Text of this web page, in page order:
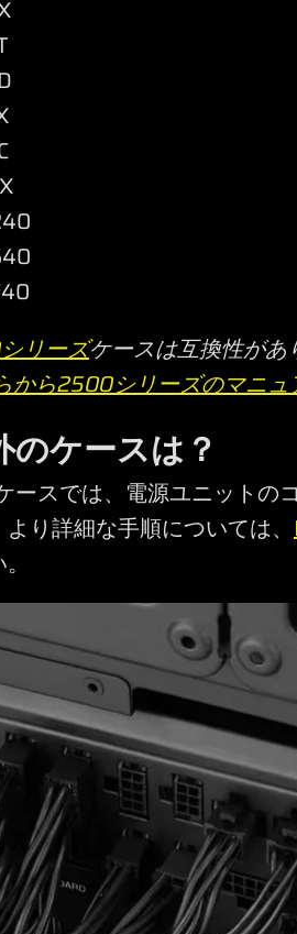
リーズケースは互換性が
から2500シリーズのマニ
のケースは？
ースでは、電源ユニット
り詳細な手順については、